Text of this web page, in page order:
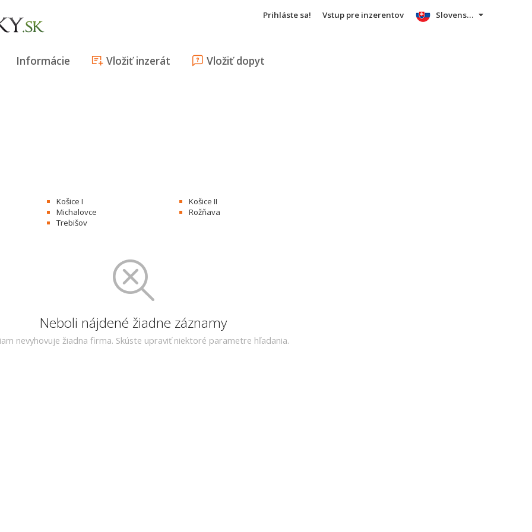
Prihláste sa! Vstup pre inzerentov
Informácie Vložiť inzerát Vložiť dopyt
Slovensky
Košice I
Košice II
Michalovce
Rožňava
Trebišov
Neboli nájdené žiadne záznamy
nevyhovuje žiadna firma. Skúste upraviť niektoré parametre hľadania.